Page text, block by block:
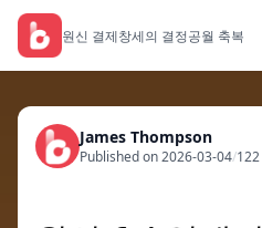
원신 결제창세의 결정공월 축복
James Thompson
Published on 2026-03-04/